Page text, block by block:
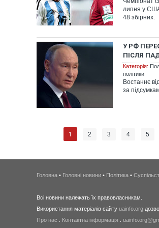
липня у США,
48 збірних.
У РФ
ПІСЛЯ
Категорія:
політики
Востаннє
за
1 2 3 4 5
Головна • Головні новини • Політика •
Всі новини належать їх правовласникам.
Використання матеріалів сайту uainfo.org
Про нас
Контактна інформація